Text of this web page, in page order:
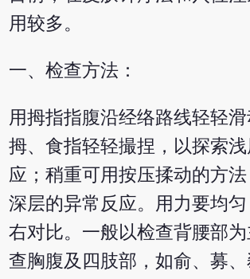
用较多。
一、检查方法：
用拇指指腹沿经络路线轻轻滑
拇、食指轻轻撮捏，以探索
应；稍重可用按压揉动的方
深层的异常反应。用力要均
右对比。一般以检查背腰部
查胸腹及四肢部，如俞、募